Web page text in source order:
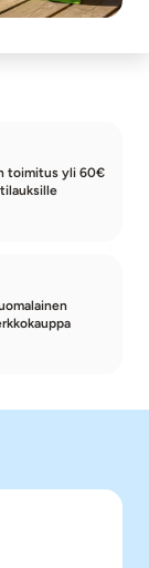
toimitus yli 60€
tilauksille